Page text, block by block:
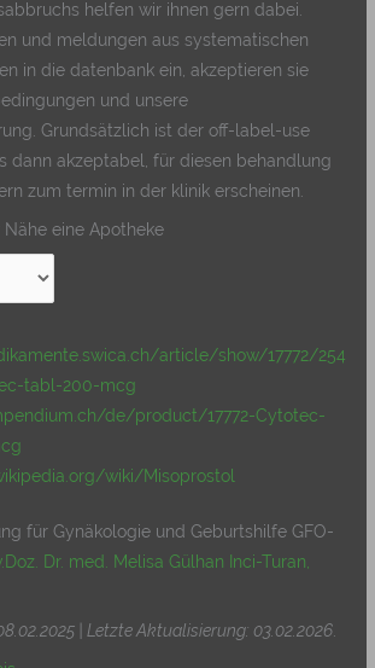
helfen wir ihnen gern dabei.
und meldungen aus systematischen
in die datenbank ein, akzeptieren sie
und unsere
Grundsätzlich ist der off-label-use
dann akzeptabel, für diesen behandlung
zum termin in der klinik erscheinen.
Nähe eine Apotheke
article/show/17772/254
tabl-200-mcg
de/product/17772-Cytotec-
wiki/Misoprostol
für Gynäkologie und Geburtshilfe GFO-
Dr. med. Melisa Gülhan Inci-Turan,
| Letzte Aktualisierung: 03.02.2026